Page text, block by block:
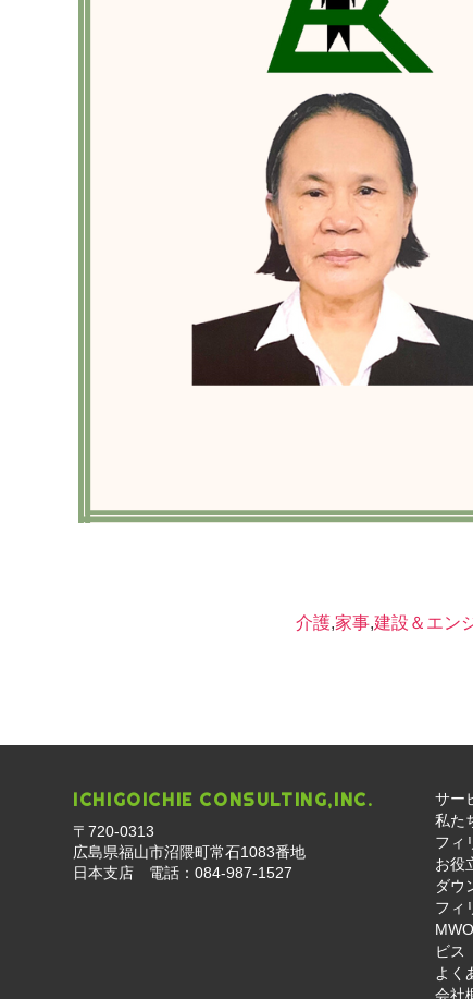
介護,家事,建設＆エン
ICHIGOICHIE CONSULTING,INC.
〒720-0313
広島県福山市沼隈町常石1083番地
日本支店 電話：084-987-1527
サー
私た
フィ
お役
ダウ
フィ
ビス
よく
会社